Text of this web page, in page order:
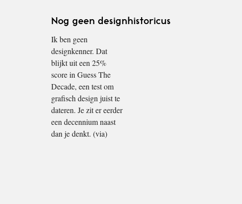
Nog geen designhistoricus
Ik ben geen
designkenner. Dat
blijkt uit een 25%
score in Guess The
Decade, een test om
grafisch design juist te
dateren. Je zit er eerder
een decennium naast
dan je denkt. (via)